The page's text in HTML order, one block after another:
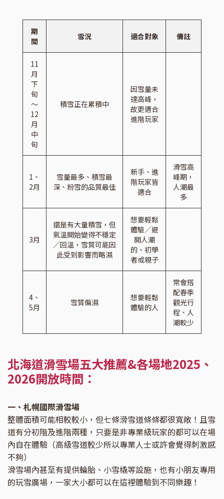
期
間
雪況 適合對象 備註
11
月
下
旬
～
12
月
中
旬
積雪正在累積中
因雪量未
達高峰，
故更適合
進階玩家
1、
2月
雪量最多、積雪最
深、粉雪的品質最佳
新手、進
階玩家皆
適合
滑雪高
峰期，
人潮最
多
3月
還是有大量積雪，但
氣溫開始變得不穩定
／回溫，雪質可能因
此受到影響而略濕
想要輕鬆
體驗／避
開人潮
的、初學
者或親子
4、
5月
雪質偏濕
想要輕鬆
體驗的人
常會搭
配春季
觀光行
程、人
潮較少
北海道滑雪場五大推薦&各場地2025、
2026開放時間：
一、札幌國際滑雪場
整體面積可能相較較小，但七條滑雪道條條都很寬敞！且雪
道有分初階及進階兩種，只要是非專業級玩家的都可以在場
內自在體驗（高級雪道較少所以專業人士或許會覺得刺激感
不夠）
滑雪場內甚至有提供輪胎、小雪橇等設施，也有小朋友專用
的玩雪廣場，一家大小都可以在這裡體驗到不同樂趣！